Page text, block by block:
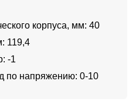
корпуса, мм: 40
119,4
-1
по напряжению: 0-10